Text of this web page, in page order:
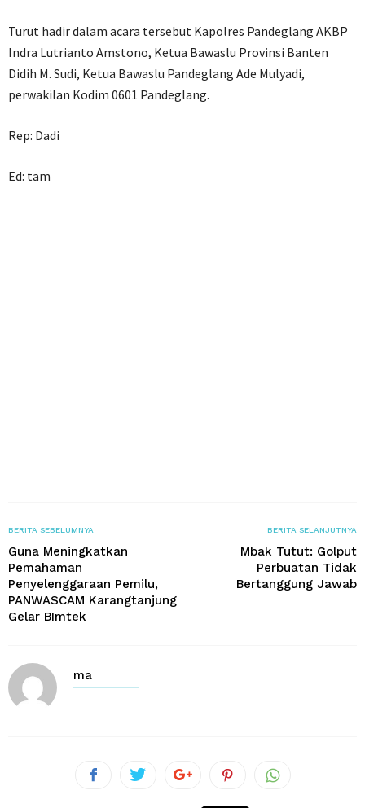
Turut hadir dalam acara tersebut Kapolres Pandeglang AKBP
Indra Lutrianto Amstono, Ketua Bawaslu Provinsi Banten
Didih M. Sudi, Ketua Bawaslu Pandeglang Ade Mulyadi,
perwakilan Kodim 0601 Pandeglang.
Rep: Dadi
Ed: tam
BERITA SEBELUMNYA
Guna Meningkatkan
Pemahaman
Penyelenggaraan Pemilu,
PANWASCAM Karangtanjung
Gelar BImtek
BERITA SELANJUTNYA
Mbak Tutut: Golput
Perbuatan Tidak
Bertanggung Jawab
ma